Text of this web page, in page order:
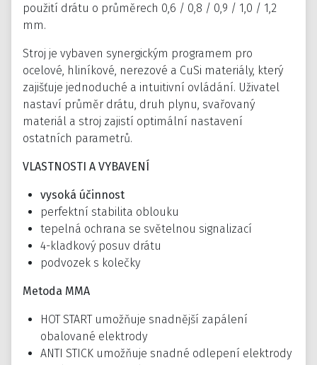
použití drátu o průměrech 0,6 / 0,8 / 0,9 / 1,0 / 1,2
mm.
Stroj je vybaven synergickým programem pro
ocelové, hliníkové, nerezové a CuSi materiály, který
zajišťuje jednoduché a intuitivní ovládání. Uživatel
nastaví průměr drátu, druh plynu, svařovaný
materiál a stroj zajistí optimální nastavení
ostatních parametrů.
VLASTNOSTI A VYBAVENÍ
vysoká účinnost
perfektní stabilita oblouku
tepelná ochrana se světelnou signalizací
4-kladkový posuv drátu
podvozek s kolečky
Metoda MMA
HOT START umožňuje snadnější zapálení
obalované elektrody
ANTI STICK umožňuje snadné odlepení elektrody